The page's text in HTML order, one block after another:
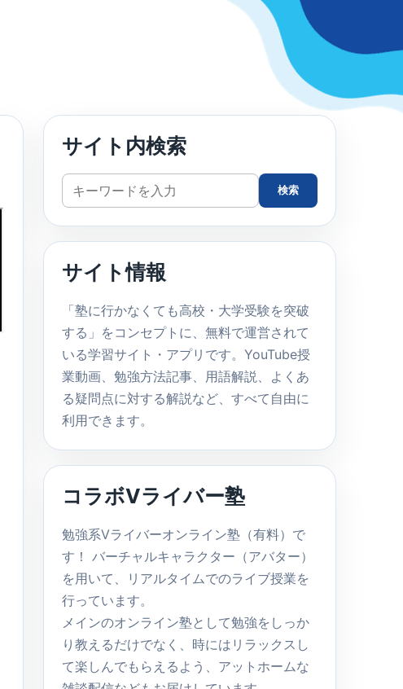
サイト内検索
サ
イ
ト
検
検索
サイト情報
「塾に行かなくても高校・大学受験を突破
する」をコンセプトに、無料で運営されて
いる学習サイト・アプリです。YouTube授
業動画、勉強方法記事、用語解説、よくあ
る疑問点に対する解説など、すべて自由に
利用できます。
コラボVライバー塾
勉強系Vライバーオンライン塾（有料）で
す！ バーチャルキャラクター（アバター）
を用いて、リアルタイムでのライブ授業を
行っています。
メインのオンライン塾として勉強をしっか
り教えるだけでなく、時にはリラックスし
て楽しんでもらえるよう、アットホームな